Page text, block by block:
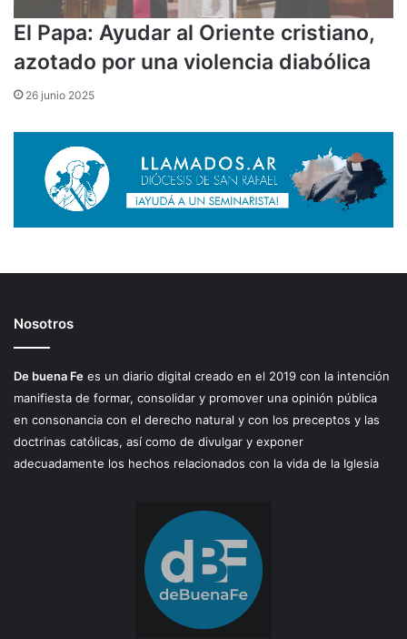
El Papa: Ayudar al Oriente cristiano,
azotado por una violencia diabólica
26 junio 2025
Nosotros
De buena Fe es un diario digital creado en el 2019 con la intención
manifiesta de formar, consolidar y promover una opinión pública
en consonancia con el derecho natural y con los preceptos y las
doctrinas católicas, así como de divulgar y exponer
adecuadamente los hechos relacionados con la vida de la Iglesia